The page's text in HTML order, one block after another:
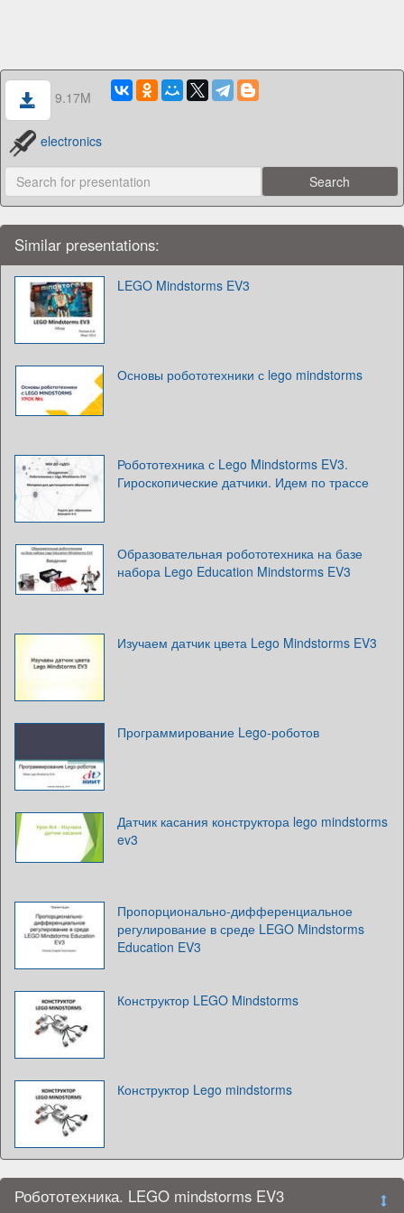
9.17M
electronics
Similar presentations:
LEGO Mindstorms EV3
Основы робототехники с lego mindstorms
Робототехника с Lego Mindstorms EV3.
Гироскопические датчики. Идем по трассе
Образовательная робототехника на базе
набора Lego Education Mindstorms EV3
Изучаем датчик цвета Lego Mindstorms EV3
Программирование Lego-роботов
Датчик касания конструктора lego mindstorms
ev3
Пропорционально-дифференциальное
регулирование в среде LEGO Mindstorms
Education EV3
Конструктор LEGO Mindstorms
Конструктор Lego mindstorms
Робототехника. LEGO mindstorms EV3